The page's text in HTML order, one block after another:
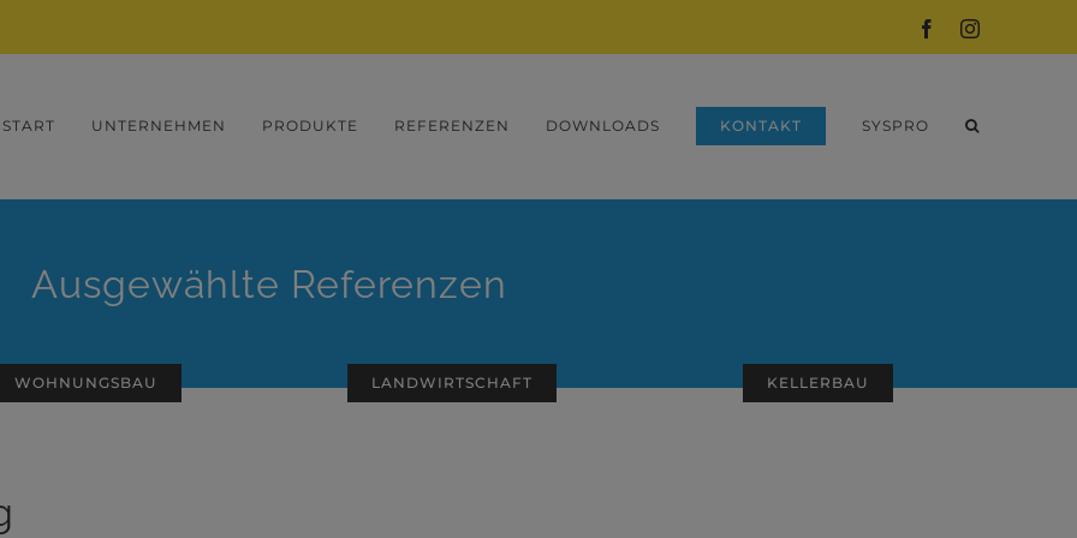
FacebookInstagram
START UNTERNEHMEN PRODUKTE REFERENZEN DOWNLOADS KONTAKT SYSPRO
Ausgewählte Referenzen
WOHNUNGSBAU LANDWIRTSCHAFT KELLERBAU